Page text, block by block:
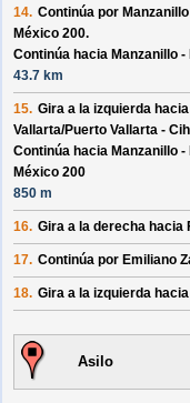
14. Continúa por
México 200.
Continúa hacia Manzanillo
43.7 km
15. Gira a la izquierda hacia
Vallarta/Puerto Vallarta -
Continúa hacia Manzanillo
México 200
850 m
16. Gira a la derecha hacia
17. Continúa por Emiliano
18. Gira a la izquierda hacia
Asilo